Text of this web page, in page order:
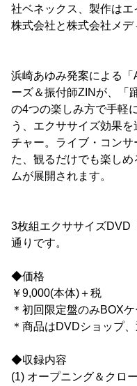
社ベネックス、製作は
株式会社と株式会社メデ
浜崎あゆみ発案による
ーズ＆振付師ZINが、「
の4つの楽しみ方で手軽
う、エクササイズ効果
チャー。ライブ・コン
た、観るだけでも楽し
ムが展開されます。
3枚組エクササイズDVD
通りです。
◆価格
￥9,000(本体)＋税
＊初回限定盤のみBOXケ
＊商品はDVDショップ
◆収録内容
(1) オープニング＆クロ